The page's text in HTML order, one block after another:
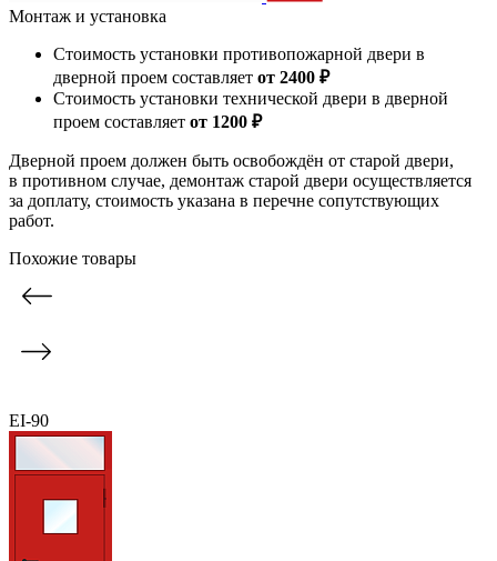
Монтаж и установка
Стоимость установки противопожарной двери в
дверной проем составляет от 2400 ₽
Стоимость установки технической двери в дверной
проем составляет от 1200 ₽
Дверной проем должен быть освобождён от старой двери,
в противном случае, демонтаж старой двери осуществляется
за доплату, стоимость указана в перечне сопутствующих
работ.
Похожие товары
EI-90